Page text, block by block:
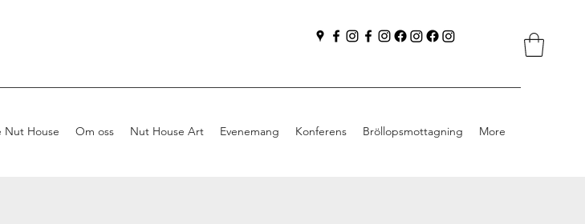
Nut House Om oss Nut House Art Evenemang Konferens Bröllopsmottagning More